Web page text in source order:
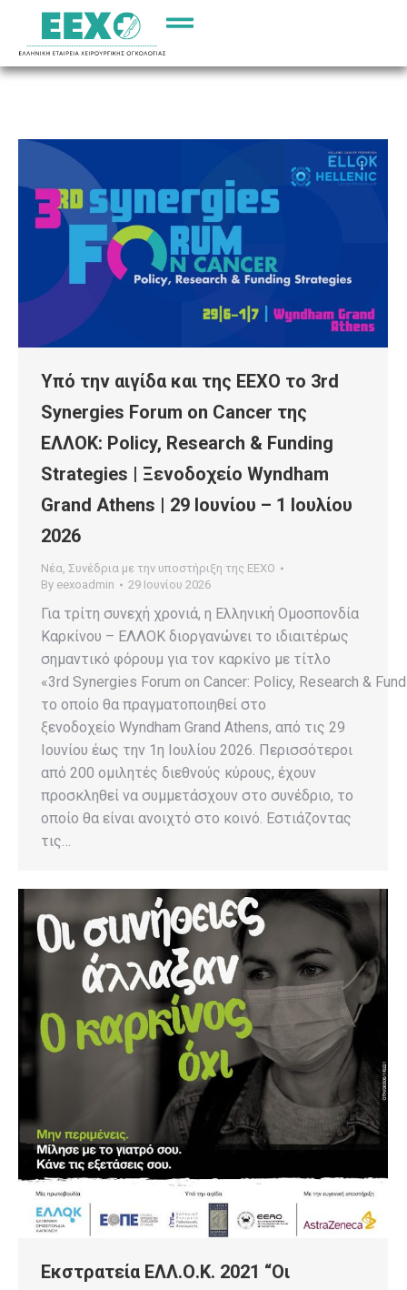
Υπό την αιγίδα και της ΕΕΧΟ το 3rd
Synergies Forum on Cancer της
ΕΛΛΟΚ: Policy, Research & Funding
Strategies | Ξενοδοχείο Wyndham
Grand Athens | 29 Ιουνίου – 1 Ιουλίου
2026
Νέα, Συνέδρια με την υποστήριξη της ΕΕΧΟ
By eexoadmin 29 Ιουνίου 2026
Για τρίτη συνεχή χρονιά, η Ελληνική Ομοσπονδία
Καρκίνου – ΕΛΛΟΚ διοργανώνει το ιδιαιτέρως
σημαντικό φόρουμ για τον καρκίνο με τίτλο
«3rd Synergies Forum on Cancer: Policy, Research &
το οποίο θα πραγματοποιηθεί στο
ξενοδοχείο Wyndham Grand Athens, από τις 29
Ιουνίου έως την 1η Ιουλίου 2026. Περισσότεροι
από 200 ομιλητές διεθνούς κύρους, έχουν
προσκληθεί να συμμετάσχουν στο συνέδριο, το
οποίο θα είναι ανοιχτό στο κοινό. Εστιάζοντας
τις…
Εκστρατεία ΕΛΛ.Ο.Κ. 2021 “Οι